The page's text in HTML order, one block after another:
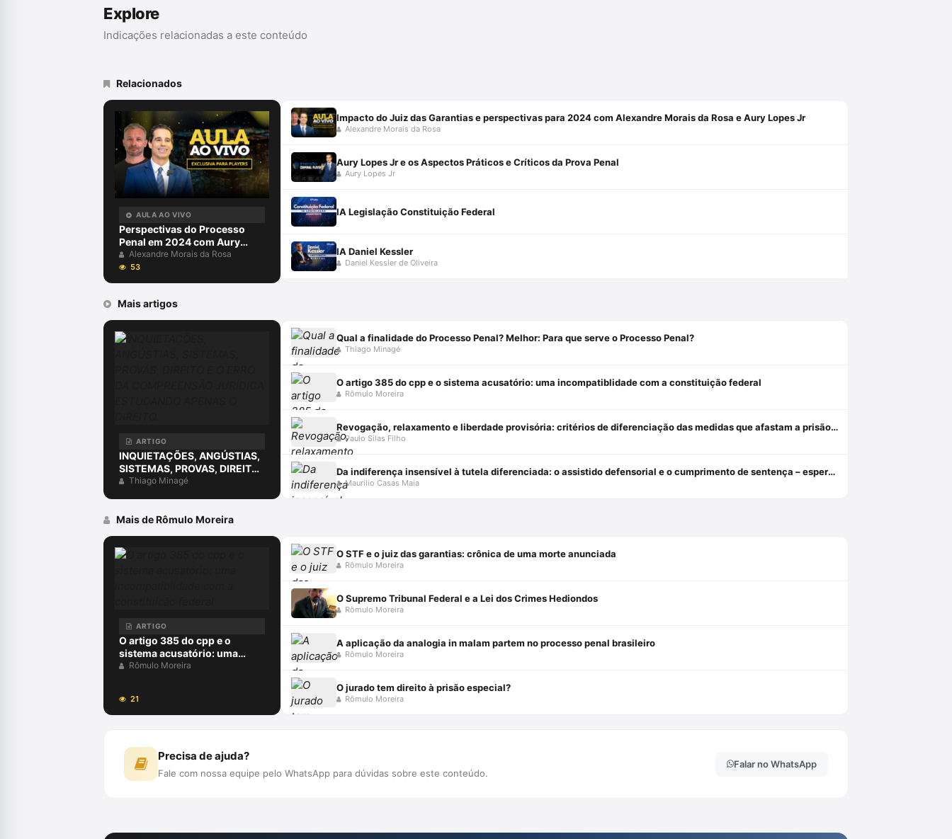
Explore
Indicações relacionadas a este conteúdo
Relacionados
AULA AO VIVO
Perspectivas do Processo
Penal em 2024 com Aury
Lopes Jr e Alexandre Morais
da Rosa
Alexandre Morais da Rosa
53
Impacto do Juiz das Garantias e perspectivas para 2024 com Alexandre Morais da Rosa e Aury Lopes Jr
Alexandre Morais da Rosa
Aury Lopes Jr e os Aspectos Práticos e Críticos da Prova Penal
Aury Lopes Jr
IA Legislação Constituição Federal
IA Daniel Kessler
Daniel Kessler de Oliveira
Mais artigos
ARTIGO
INQUIETAÇÕES, ANGÚSTIAS,
SISTEMAS, PROVAS, DIREITO
E O ERRO DA COMPREENSÃO
Thiago Minagé
Qual a finalidade do Processo Penal? Melhor: Para que serve o Processo Penal?
Thiago Minagé
O artigo 385 do cpp e o sistema acusatório: uma incompatiblidade com a constituição federal
Rômulo Moreira
Revogação, relaxamento e liberdade provisória: critérios de diferenciação das medidas que afastam a prisão cautelar
Paulo Silas Filho
Da indiferença insensível à tutela diferenciada: o assistido defensorial e o cumprimento de sentença – esperanças da cidadania no ncpc
Maurilio Casas Maia
Mais de Rômulo Moreira
ARTIGO
O artigo 385 do cpp e o
sistema acusatório: uma
incompatiblidade com a
Rômulo Moreira
21
O STF e o juiz das garantias: crônica de uma morte anunciada
Rômulo Moreira
O Supremo Tribunal Federal e a Lei dos Crimes Hediondos
Rômulo Moreira
A aplicação da analogia in malam partem no processo penal brasileiro
Rômulo Moreira
O jurado tem direito à prisão especial?
Rômulo Moreira
Precisa de ajuda?
Fale com nossa equipe pelo WhatsApp para dúvidas sobre este conteúdo.
Falar no WhatsApp